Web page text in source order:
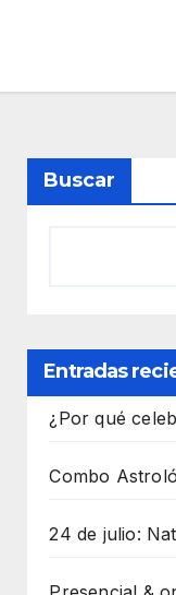
Buscar
Entradas
¿Por qué
Combo
24 de julio: